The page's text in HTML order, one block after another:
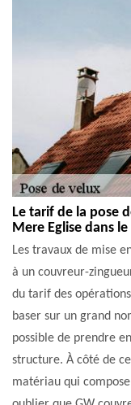
Le tarif de la pose
Mere Eglise dans le
Les travaux de mise
à un couvreur-
du tarif des
baser sur un grand
possible de prendre
structure. À côté de
matériau qui